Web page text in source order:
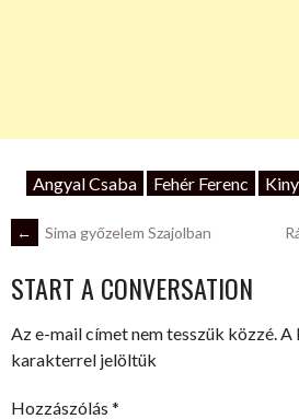
Angyal Csaba Fehér Ferenc
POST
NAVIGATION
← Sima győzelem Szajolban
START A CONVERSATION
Az e-mail címet nem tesszük közzé. A
karakterrel jelöltük
Hozzászólás *